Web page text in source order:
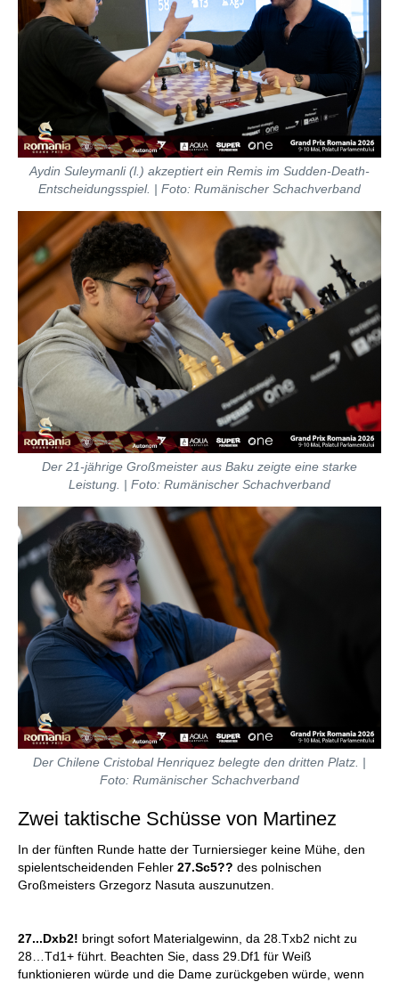
Aydin Suleymanli (l.) akzeptiert ein Remis im Sudden-Death-
Entscheidungsspiel. | Foto: Rumänischer Schachverband
Der 21-jährige Großmeister aus Baku zeigte eine starke
Leistung. | Foto: Rumänischer Schachverband
Der Chilene Cristobal Henriquez belegte den dritten Platz. |
Foto: Rumänischer Schachverband
Zwei taktische Schüsse von Martinez
In der fünften Runde hatte der Turniersieger keine Mühe, den
spielentscheidenden Fehler 27.Sc5?? des polnischen
Großmeisters Grzegorz Nasuta auszunutzen.
27...Dxb2! bringt sofort Materialgewinn, da 28.Txb2 nicht zu
28…Td1+ führt. Beachten Sie, dass 29.Df1 für Weiß
funktionieren würde und die Dame zurückgeben würde, wenn